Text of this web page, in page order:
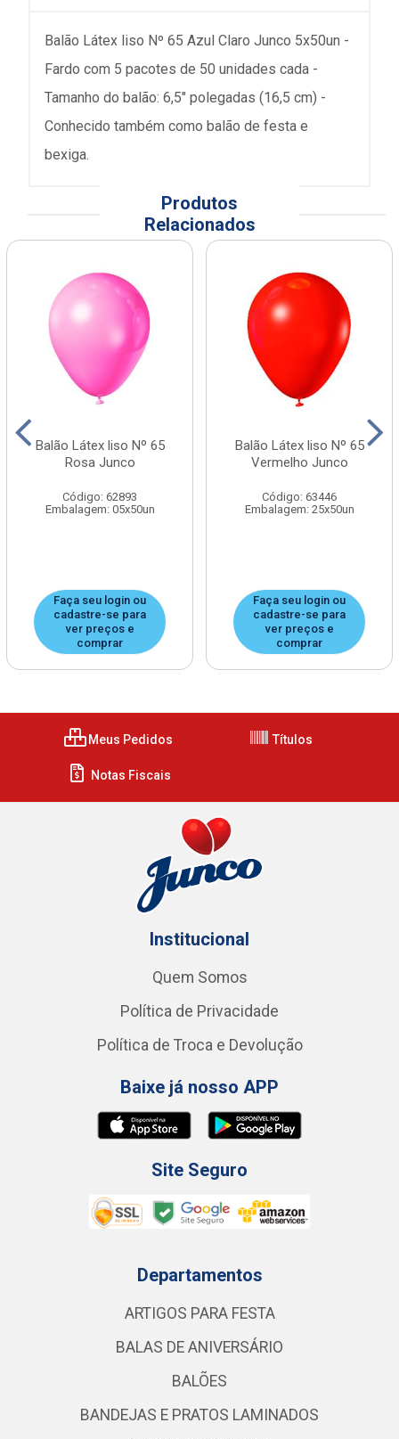
Balão Látex liso Nº 65 Azul Claro Junco 5x50un -
Fardo com 5 pacotes de 50 unidades cada -
Tamanho do balão: 6,5" polegadas (16,5 cm) -
Conhecido também como balão de festa e
bexiga.
Produtos
Relacionados
Balão Látex liso Nº 65
Rosa Junco
Código: 62893
Embalagem: 05x50un
Faça seu login ou
cadastre-se para
ver preços e
comprar
Balão Látex liso Nº 65
Vermelho Junco
Código: 63446
Embalagem: 25x50un
Faça seu login ou
cadastre-se para
ver preços e
comprar
Meus Pedidos Títulos
Notas Fiscais
Institucional
Quem Somos
Política de Privacidade
Política de Troca e Devolução
Baixe já nosso APP
Site Seguro
Departamentos
ARTIGOS PARA FESTA
BALAS DE ANIVERSÁRIO
BALÕES
BANDEJAS E PRATOS LAMINADOS